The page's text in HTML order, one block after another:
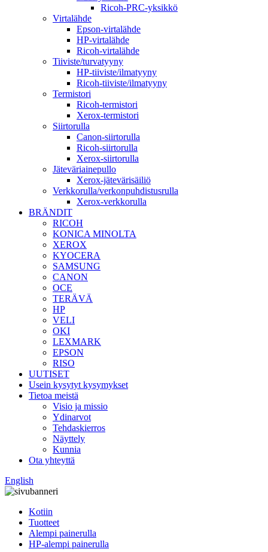
Ricoh-PRC-yksikkö
Virtalähde
Epson-virtalähde
HP-virtalähde
Ricoh-virtalähde
Tiiviste/turvatyyny
HP-tiiviste/ilmatyyny
Ricoh-tiiviste/ilmatyyny
Termistori
Ricoh-termistori
Xerox-termistori
Siirtorulla
Canon-siirtorulla
Ricoh-siirtorulla
Xerox-siirtorulla
Jäteväriainepullo
Xerox-jätevärisäiliö
Verkkorulla/verkonpuhdistusrulla
Xerox-verkkorulla
BRÄNDIT
RICOH
KONICA MINOLTA
XEROX
KYOCERA
SAMSUNG
CANON
OCE
TERÄVÄ
HP
VELI
OKI
LEXMARK
EPSON
RISO
UUTISET
Usein kysytyt kysymykset
Tietoa meistä
Visio ja missio
Ydinarvot
Tehdaskierros
Näyttely
Kunnia
Ota yhteyttä
English
Kotiin
Tuotteet
Alempi painerulla
HP-alempi painerulla